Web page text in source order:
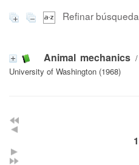
Refinar búsqueda
Animal mechanics /
University of Washington (1968)
1